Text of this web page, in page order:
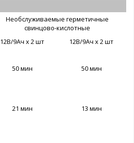
Необслуживаемые герметичные
свинцово-кислотные
12В/9Ач х 2 шт
12В/9Ач х 2 шт
50 мин 50 мин
21 мин 13 мин